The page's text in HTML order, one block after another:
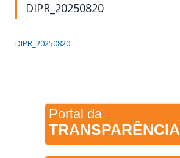
DIPR_20250820
DIPR_20250820
Portal da
TRANSPARÊNCIA